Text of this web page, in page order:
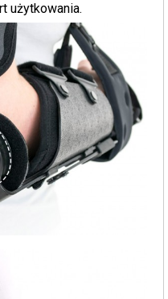
użytkowania.